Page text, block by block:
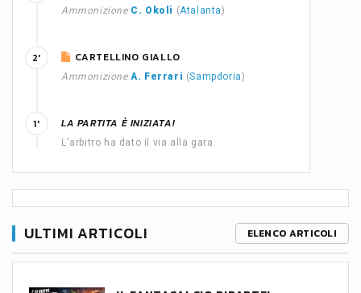
Ammonizione C. Okoli (Atalanta)
CARTELLINO GIALLO
Ammonizione A. Ferrari (Sampdoria)
2'
LA PARTITA È INIZIATA!
L'arbitro ha dato il via alla gara.
1'
ULTIMI ARTICOLI ELENCO ARTICOLI